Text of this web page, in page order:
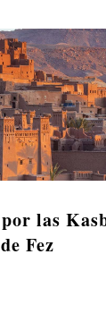
las
Fez